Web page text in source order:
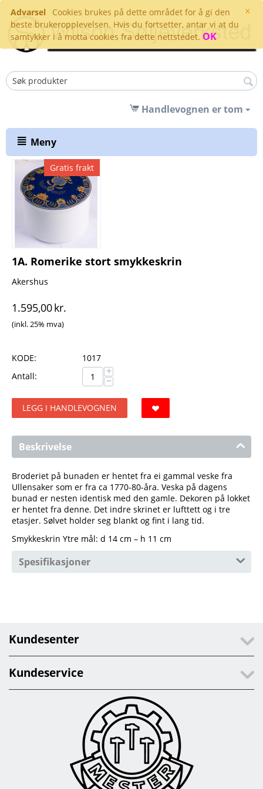
×
Advarsel
Cookies brukes på dette området for å gi den
beste brukeropplevelsen. Hvis du fortsetter, antar vi at du
samtykker i å motta cookies fra dette nettstedet. OK
Handlevognen er tom
Meny
Gratis frakt
1A. Romerike stort smykkeskrin
Akershus
1.595,00kr.
(inkl. 25% mva)
KODE:
1017
Antall:
+
−
LEGG I HANDLEVOGNEN
Beskrivelse
Broderiet på bunaden er hentet fra ei gammal veske fra
Ullensaker som er fra ca 1770-80-åra. Veska på dagens
bunad er nesten identisk med den gamle. Dekoren på lokket
er hentet fra denne. Det indre skrinet er lufttett og i tre
etasjer. Sølvet holder seg blankt og fint i lang tid.
Smykkeskrin Ytre mål: d 14 cm – h 11 cm
Spesifikasjoner
Kundesenter
Kundeservice